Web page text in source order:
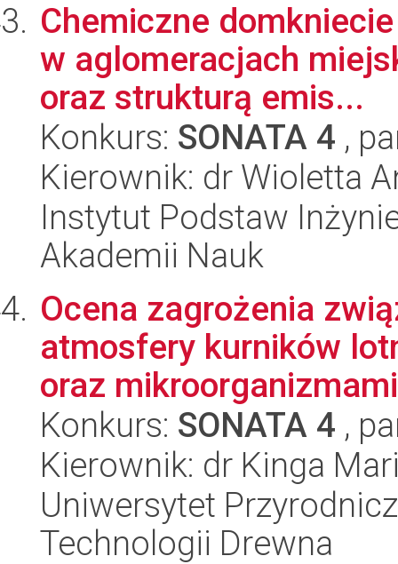
Chemiczne
w aglomeracjach
oraz strukturą emis...
Konkurs: SONATA 4 ,
Kierownik: dr Wioletta
Instytut Podstaw
Akademii Nauk
Ocena zagrożenia
atmosfery kurników
oraz
Konkurs: SONATA 4 ,
Kierownik: dr Kinga
Uniwersytet
Technologii Drewna